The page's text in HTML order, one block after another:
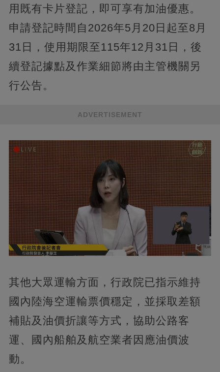
用既有卡片登記，即可享有加油優惠。
申請登記時間自2026年5月20日起至8月
31日，使用期限至115年12月31日，後
續登記據點及作業細節將由主管機關另
行公告。
ADVERTISEMENT
其他大眾運輸方面，行政院已指示維持
國內陸海空運輸票價穩定，並採取差額
補貼及油價折讓等方式，協助公路客
運、國內船舶及航空業者因應油價波
動。